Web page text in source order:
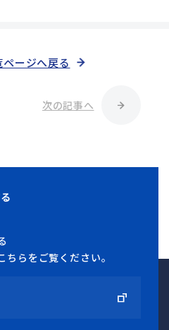
次の記事へ
ージへ戻る
らをご覧ください。